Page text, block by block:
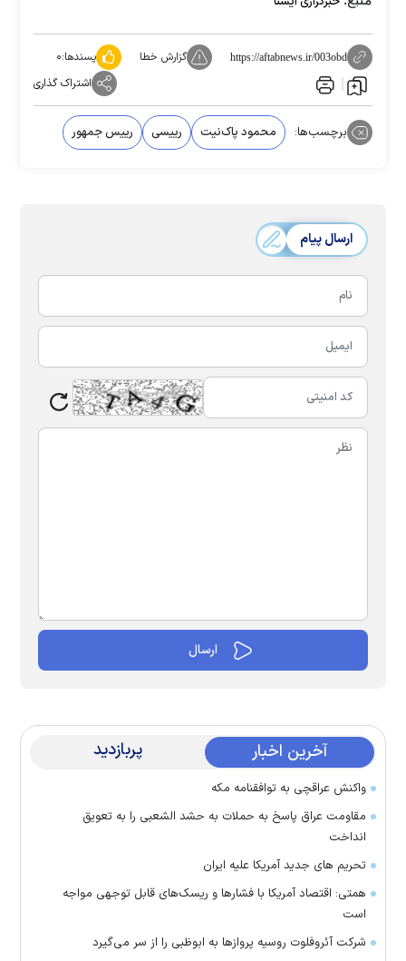
https://aftabnews.ir/003obd گزارش خطا پسندها:۰
اشتراک گذاری
برچسب‌ها: محمود پاک‌نیت رییسی رییس جمهور
ارسال پیام
آخرین اخبار پربازدید
واکنش عراقچی به توافقنامه مکه
مقاومت عراق پاسخ به حملات به حشد الشعبی را به تعویق
انداخت
تحریم های جدید آمریکا علیه ایران
همتی: اقتصاد آمریکا با فشارها و ریسک‌های قابل توجهی مواجه
است
شرکت آئروفلوت روسیه پرواز‌ها به ابوظبی را از سر می‌گیرد